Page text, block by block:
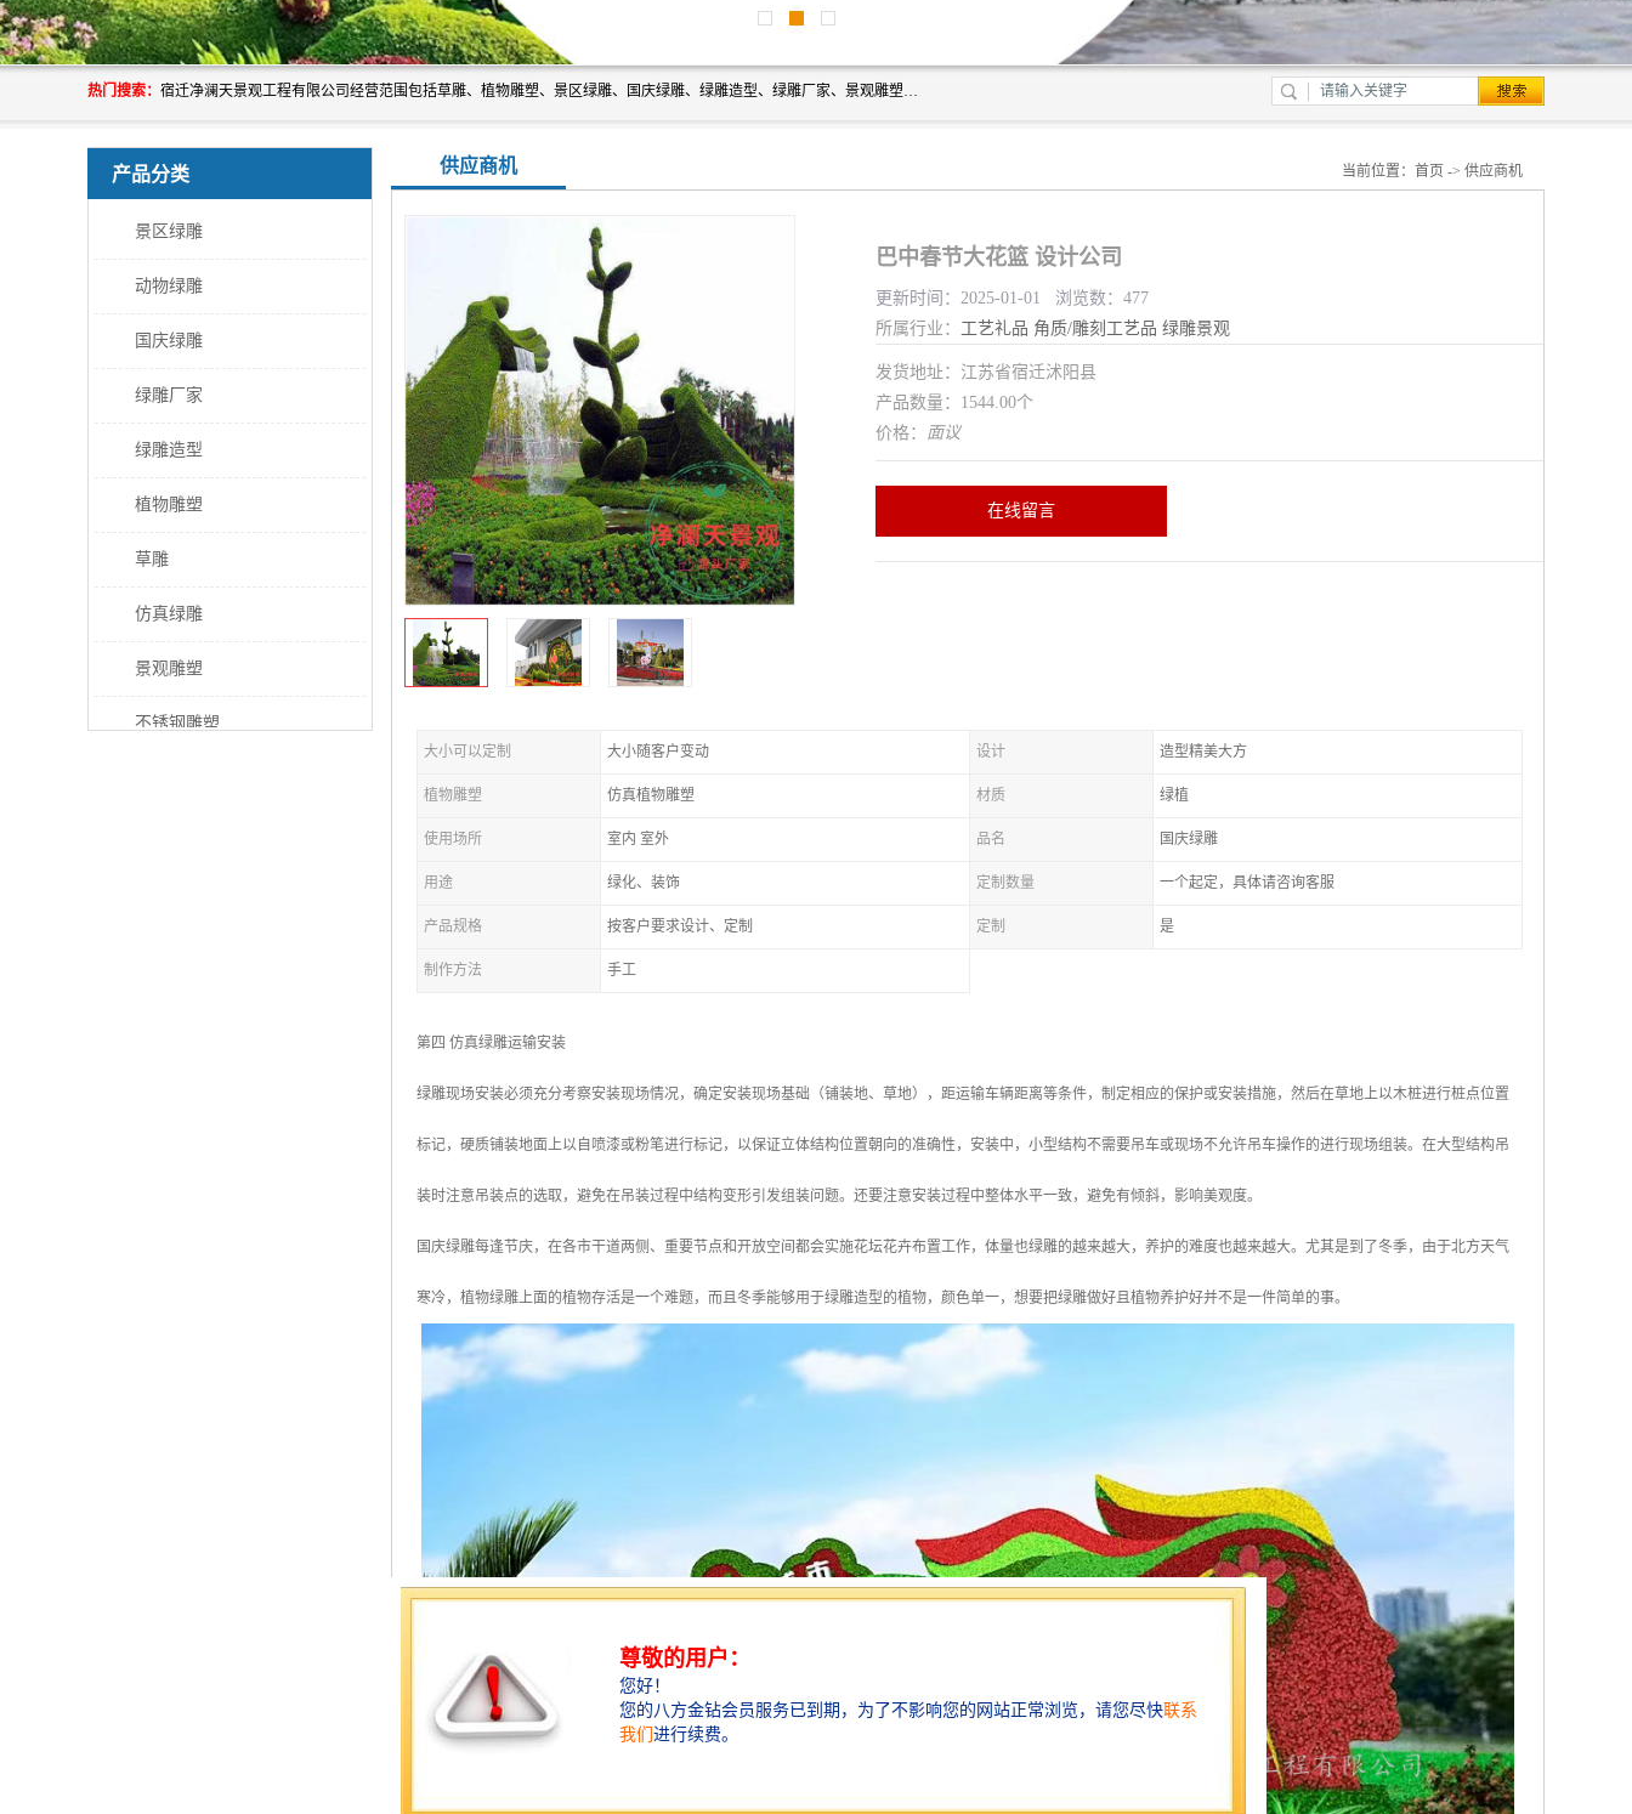
热门搜索： 宿迁净澜天景观工程有限公司经营范围包括草雕、植物雕塑、景区绿雕、国庆绿雕、绿雕造型、绿雕厂家、景观雕塑工程设计、施工;绿化工程设计、施工、养护;绿化苗木、盆景种植、销售;是一家大型立体花坛草雕绿雕、五色草造型绿雕，仿真植物绿雕、稻草人工艺品、不锈钢雕塑等策划制作厂家，提供绿雕设计，制作,加工，及安装一站式服务。
产品分类
景区绿雕
动物绿雕
国庆绿雕
绿雕厂家
绿雕造型
植物雕塑
草雕
仿真绿雕
景观雕塑
不锈钢雕塑
供应商机 当前位置： 首页 -> 供应商机
巴中春节大花篮 设计公司
更新时间：2025-01-01 浏览数：477
所属行业： 工艺礼品 角质/雕刻工艺品 绿雕景观
发货地址：江苏省宿迁沭阳县
产品数量：1544.00个
价格： 面议
在线留言
大小可以定制 大小随客户变动 设计 造型精美大方
植物雕塑 仿真植物雕塑 材质 绿植
使用场所 室内 室外 品名 国庆绿雕
用途 绿化、装饰 定制数量 一个起定，具体请咨询客服
产品规格 按客户要求设计、定制 定制 是
制作方法 手工
第四 仿真绿雕运输安装
绿雕现场安装必须充分考察安装现场情况，确定安装现场基础（铺装地、草地），距运输车辆距离等条件，制定相应的保护或安装措施，然后在草地上以木桩进行桩点位置
标记，硬质铺装地面上以自喷漆或粉笔进行标记，以保证立体结构位置朝向的准确性，安装中，小型结构不需要吊车或现场不允许吊车操作的进行现场组装。在大型结构吊
装时注意吊装点的选取，避免在吊装过程中结构变形引发组装问题。还要注意安装过程中整体水平一致，避免有倾斜，影响美观度。
国庆绿雕每逢节庆，在各市干道两侧、重要节点和开放空间都会实施花坛花卉布置工作，体量也绿雕的越来越大，养护的难度也越来越大。尤其是到了冬季，由于北方天气
寒冷，植物绿雕上面的植物存活是一个难题，而且冬季能够用于绿雕造型的植物，颜色单一，想要把绿雕做好且植物养护好并不是一件简单的事。